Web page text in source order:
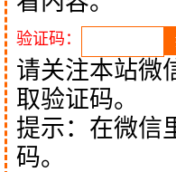
验证码：
请关注本站微
取验证码。
提示：在微信
码。